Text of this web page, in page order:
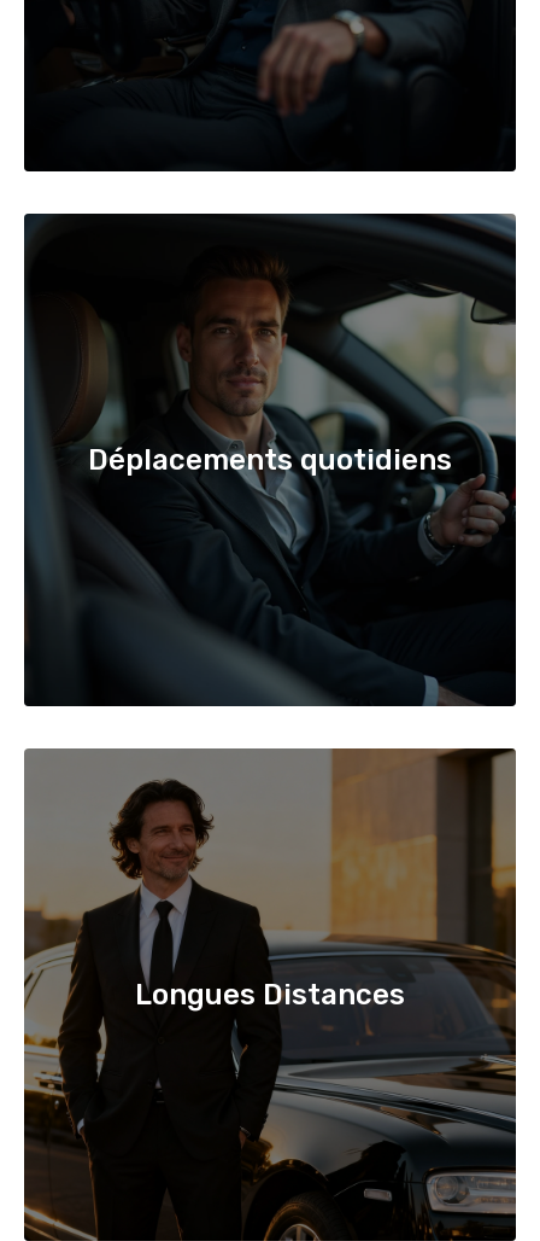
Déplacements quotidiens
Longues Distances